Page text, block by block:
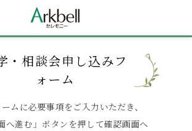
・相談会申し込みフ
ォーム
ムに必要事項をご入力いただき、
へ進む」ボタンを押して確認画面へ